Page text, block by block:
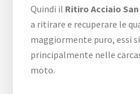
Quindi il Ritiro Acciaio
a ritirare e recuperare le
maggiormente puro, essi
principalmente nelle
moto.